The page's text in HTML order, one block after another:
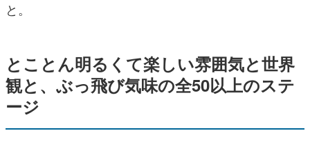
と。
とことん明るくて楽しい雰囲気と世界
観と、ぶっ飛び気味の全50以上のステ
ージ